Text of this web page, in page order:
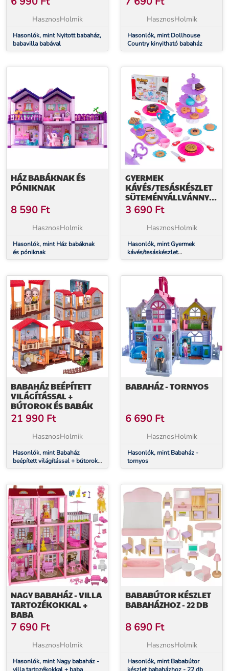
HasznosHolmik
Hasonlók, mint Nyitott babaház,
babavilla babával
HasznosHolmik
Hasonlók, mint Dollhouse
Country kinyitható babaház
HÁZ BABÁKNAK ÉS
PÓNIKNAK
8 590 Ft
HasznosHolmik
Hasonlók, mint Ház babáknak
és póniknak
GYERMEK
KÁVÉS/TESÁSKÉSZLET
SÜTEMÉNYÁLLVÁNNYAL
- 46 RÉSZES
3 690 Ft
HasznosHolmik
Hasonlók, mint Gyermek
kávés/tesáskészlet
süteményállvánnyal - 46 részes
BABAHÁZ BEÉPÍTETT
VILÁGÍTÁSSAL +
BÚTOROK ÉS BABÁK
21 990 Ft
HasznosHolmik
Hasonlók, mint Babaház
beépített világítással + bútorok
és babák
BABAHÁZ - TORNYOS
6 690 Ft
HasznosHolmik
Hasonlók, mint Babaház -
tornyos
NAGY BABAHÁZ - VILLA
TARTOZÉKOKKAL +
BABA
7 690 Ft
HasznosHolmik
Hasonlók, mint Nagy babaház -
BABABÚTOR KÉSZLET
BABAHÁZHOZ - 22 DB
8 690 Ft
HasznosHolmik
Hasonlók, mint Bababútor